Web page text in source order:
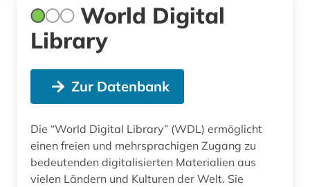
World Digital
Library
Zur Datenbank
Die “World Digital Library” (WDL) ermöglicht
einen freien und mehrsprachigen Zugang zu
bedeutenden digitalisierten Materialien aus
vielen Ländern und Kulturen der Welt. Sie